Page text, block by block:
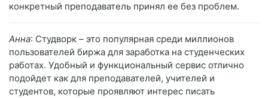
конкретный преподаватель принял ее без проблем.
Анна: Студворк – это популярная среди миллионов
пользователей биржа для заработка на студенческих
работах. Удобный и функциональный сервис отлично
подойдет как для преподавателей, учителей и
студентов, которые проявляют интерес писать